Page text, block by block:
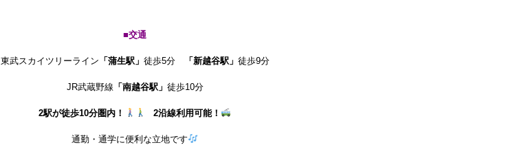
■交通
東武スカイツリーライン 「蒲生駅」 徒歩5分 「新越谷駅」 徒歩9分
JR武蔵野線 「南越谷駅」 徒歩10分
2駅が徒歩10分圏内！ 2沿線利用可能！
通勤・通学に便利な立地です